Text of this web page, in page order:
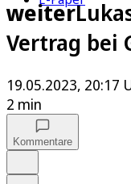
weiter
Vertrag bei
19.05.2023, 20:17
2 min
Kommentare